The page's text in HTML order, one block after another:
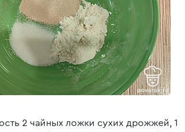
2 чайных ложки сухих дрожжей, 1